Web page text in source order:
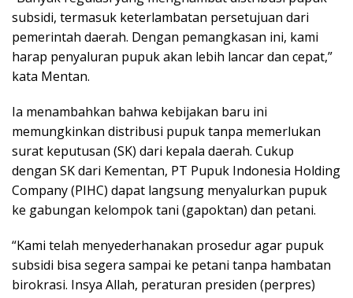
subsidi, termasuk keterlambatan persetujuan dari
pemerintah daerah. Dengan pemangkasan ini, kami
harap penyaluran pupuk akan lebih lancar dan cepat,”
kata Mentan.
Ia menambahkan bahwa kebijakan baru ini
memungkinkan distribusi pupuk tanpa memerlukan
surat keputusan (SK) dari kepala daerah. Cukup
dengan SK dari Kementan, PT Pupuk Indonesia Holding
Company (PIHC) dapat langsung menyalurkan pupuk
ke gabungan kelompok tani (gapoktan) dan petani.
“Kami telah menyederhanakan prosedur agar pupuk
subsidi bisa segera sampai ke petani tanpa hambatan
birokrasi. Insya Allah, peraturan presiden (perpres)